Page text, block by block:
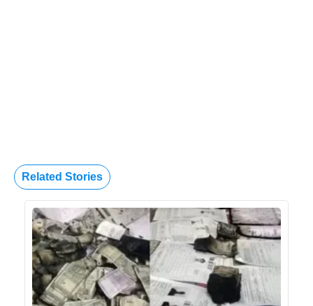
Related Stories